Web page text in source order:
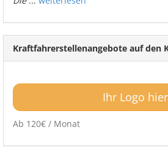
Kraftfahrerstellenangebote auf den
Ihr Logo
Ab 120€ / Monat